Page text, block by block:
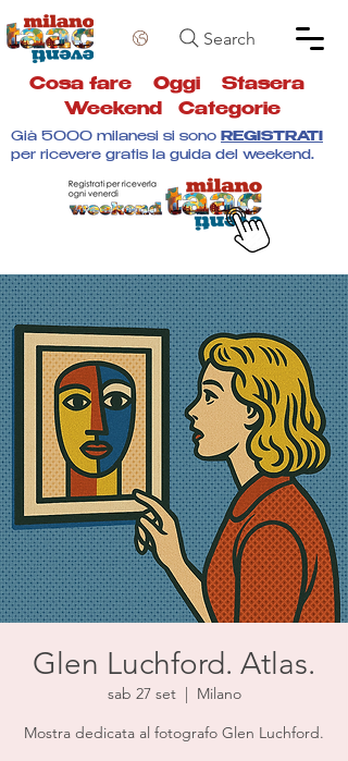
Search
Cosa fare Oggi Stasera
Weekend
Categorie
Già 5000 milanesi si sono REGISTRATI
per ricevere gratis la guida del weekend.
Glen Luchford. Atlas.
sab 27 set
  |
Milano
Mostra dedicata al fotografo Glen Luchford.